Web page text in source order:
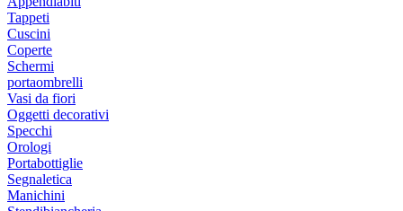
Tappeti
Cuscini
Coperte
Schermi
portaombrelli
Vasi da fiori
Oggetti decorativi
Specchi
Orologi
Portabottiglie
Segnaletica
Manichini